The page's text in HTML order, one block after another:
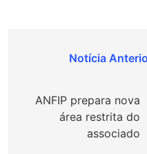
Navegação
Post
ANFIP prepara nova
área restrita do
associado